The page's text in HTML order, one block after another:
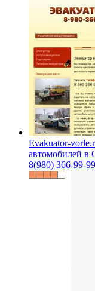
Evakuator-vorle.r
автомобилей в
8(980) 366-99-99